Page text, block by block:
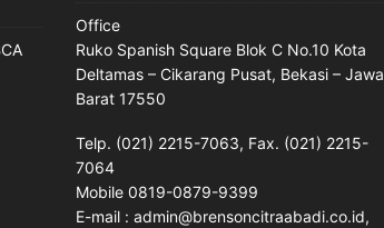
Office
Ruko Spanish Square Blok C No.10 Kota
Deltamas – Cikarang Pusat, Bekasi – Jawa
Barat 17550
Telp. (021) 2215-7063, Fax. (021) 2215-
7064
Mobile 0819-0879-9399
E-mail : admin@brensoncitraabadi.co.id,